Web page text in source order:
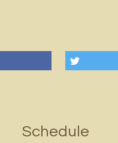
Schedule